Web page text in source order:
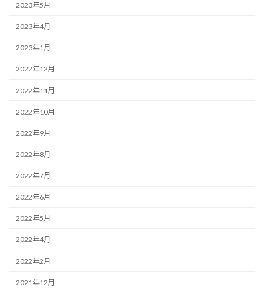
2023年5月
2023年4月
2023年1月
2022年12月
2022年11月
2022年10月
2022年9月
2022年8月
2022年7月
2022年6月
2022年5月
2022年4月
2022年2月
2021年12月